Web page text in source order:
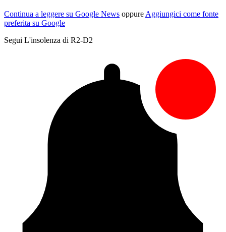
Continua a leggere su Google News oppure Aggiungici come fonte
preferita su Google
Segui L'insolenza di R2-D2